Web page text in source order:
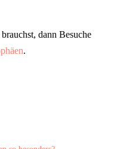
dann Besuche
.